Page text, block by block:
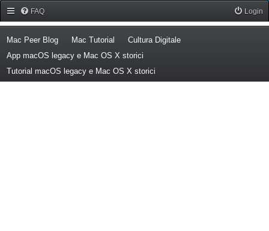
FAQ Login
Mac Peer Blog(Opens a new tab)
Mac Tutorial (Opens a new tab)
Cultura Digitale(Opens a new tab)
App macOS legacy e Mac OS X storici
Tutorial macOS legacy e Mac OS X storici